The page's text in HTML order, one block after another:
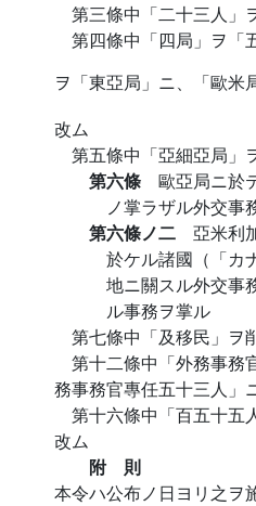
第三條中「二十三人」
第四條中「四局」ヲ「
ヲ「東亞局」ニ、「歐米
改ム
第五條中「亞細亞局」
第六條 歐亞局ニ於
ノ掌ラザル外交事
第六條ノ二 亞米利
於ケル諸國（「カ
地ニ關スル外交事
ル事務ヲ掌ル
第七條中「及移民」ヲ
第十二條中「外務事務
務事務官專任五十三人」
第十六條中「百五十五
改ム
附 則
本令ハ公布ノ日ヨリ之ヲ